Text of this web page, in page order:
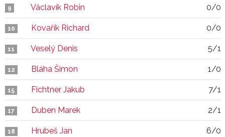
9 Václavík Robin 0/0
10 Kovařík Richard 0/0
11 Veselý Denis 5/1
12 Bláha Šimon 1/0
15 Fichtner Jakub 7/1
17 Duben Marek 2/1
18 Hrubeš Jan 6/0